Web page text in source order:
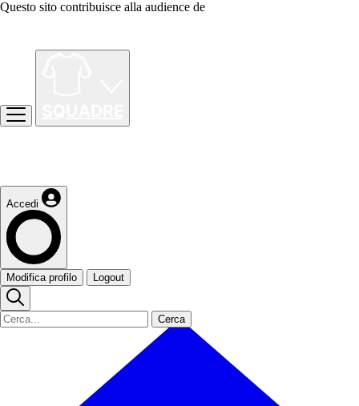
Questo sito contribuisce alla audience de
Accedi
Modifica profilo Logout
Cerca